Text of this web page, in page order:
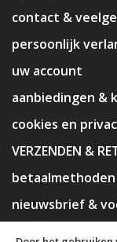
contact &
persoonlijk
uw account
aanbiedingen &
cookies en
VERZENDEN &
betaalmethoden
nieuwsbrief &